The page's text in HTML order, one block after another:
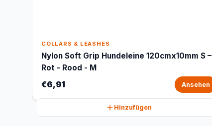
COLLARS & LEASHES
Nylon Soft Grip Hundeleine 120cmx10mm S –
Rot - Rood - M
€6,91 Ansehen
Hinzufügen